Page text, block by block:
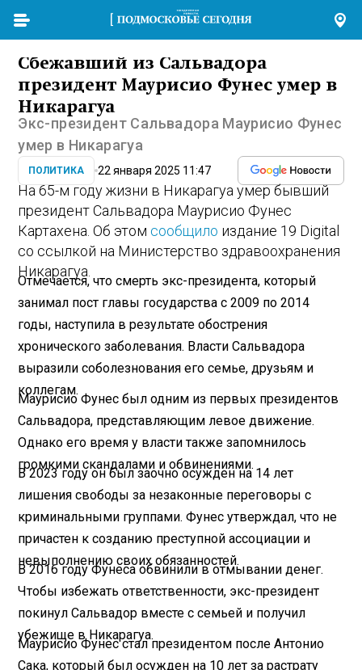
Сбежавший из Сальвадора
президент Маурисио Фунес умер в
Никарагуа
Экс-президент Сальвадора Маурисио Фунес
умер в Никарагуа
ПОЛИТИКА 22 января 2025 11:47
На 65-м году жизни в Никарагуа умер бывший
президент Сальвадора Маурисио Фунес
Картахена. Об этом сообщило издание 19 Digital
со ссылкой на Министерство здравоохранения
Никарагуа.
Отмечается, что смерть экс-президента, который
занимал пост главы государства с 2009 по 2014
годы, наступила в результате обострения
хронического заболевания. Власти Сальвадора
выразили соболезнования его семье, друзьям и
коллегам.
Маурисио Фунес был одним из первых президентов
Сальвадора, представляющим левое движение.
Однако его время у власти также запомнилось
громкими скандалами и обвинениями.
В 2023 году он был заочно осужден на 14 лет
лишения свободы за незаконные переговоры с
криминальными группами. Фунес утверждал, что не
причастен к созданию преступной ассоциации и
невыполнению своих обязанностей.
В 2016 году Фунеса обвинили в отмывании денег.
Чтобы избежать ответственности, экс-президент
покинул Сальвадор вместе с семьей и получил
убежище в Никарагуа.
Маурисио Фунес стал президентом после Антонио
Сака, который был осужден на 10 лет за растрату